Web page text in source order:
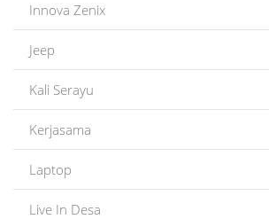
Innova Zenix
Jeep
Kali Serayu
Kerjasama
Laptop
Live In Desa